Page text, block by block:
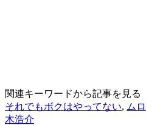
関連キーワードから記事を見る
それでもボクはやってない, ム
木浩介